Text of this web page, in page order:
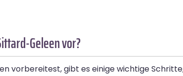
Geleen vor?
vorbereitest, gibt es einige wichtige